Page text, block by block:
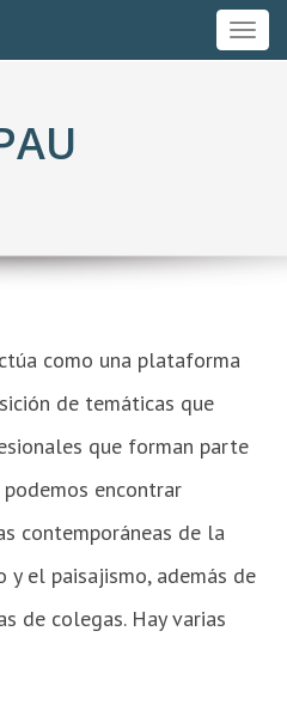
como una plataforma
de temáticas que
que forman parte
podemos encontrar
contemporáneas de la
y el paisajismo, además de
de colegas. Hay varias